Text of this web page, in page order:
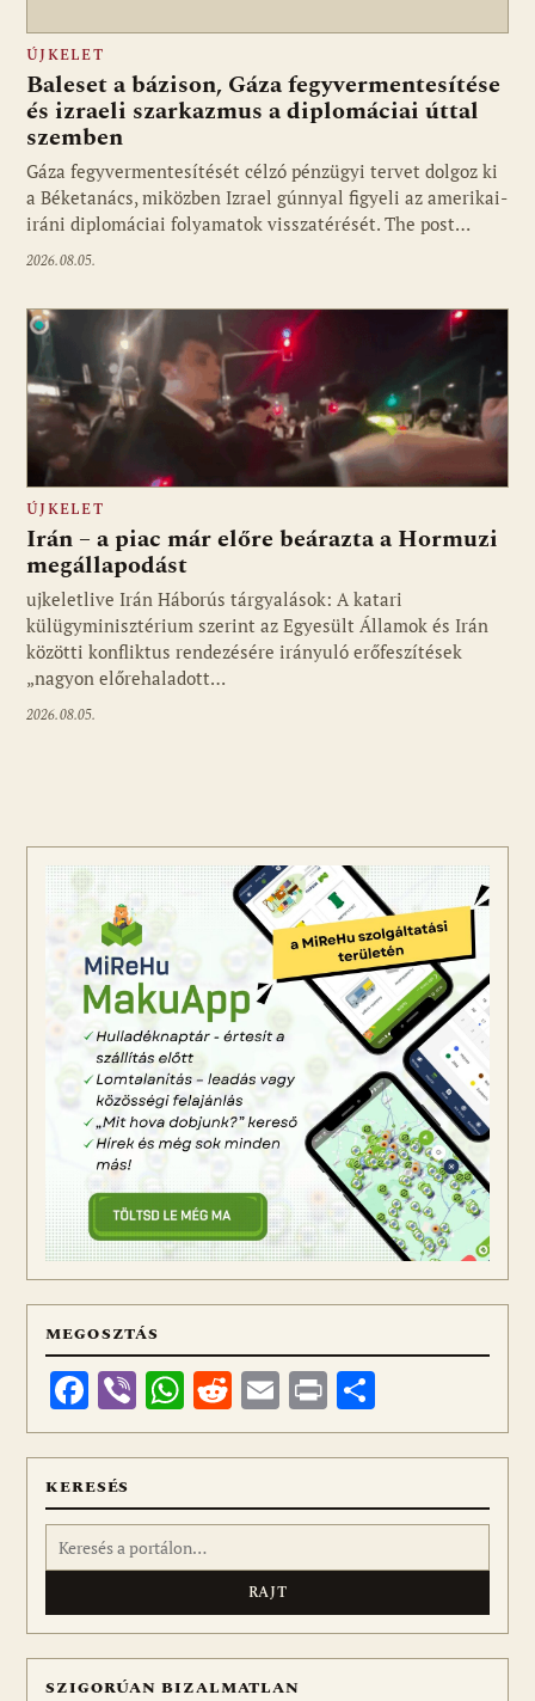
ÚJKELET
Baleset a bázison, Gáza fegyvermentesítése
és izraeli szarkazmus a diplomáciai úttal
szemben
Gáza fegyvermentesítését célzó pénzügyi tervet dolgoz ki
a Béketanács, miközben Izrael gúnnyal figyeli az amerikai-
iráni diplomáciai folyamatok visszatérését. The post…
2026.08.05.
Fotó: ujkelet.live
ÚJKELET
Irán – a piac már előre beárazta a Hormuzi
megállapodást
ujkeletlive Irán Háborús tárgyalások: A katari
külügyminisztérium szerint az Egyesült Államok és Irán
közötti konfliktus rendezésére irányuló erőfeszítések
„nagyon előrehaladott…
2026.08.05.
MEGOSZTÁS
Facebook
ViberWhatsApp
Reddit
Email
Print
meg
KERESÉS
Keresés:
SZIGORÚAN BIZALMATLAN